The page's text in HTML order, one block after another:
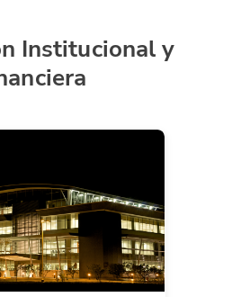
Institucional y